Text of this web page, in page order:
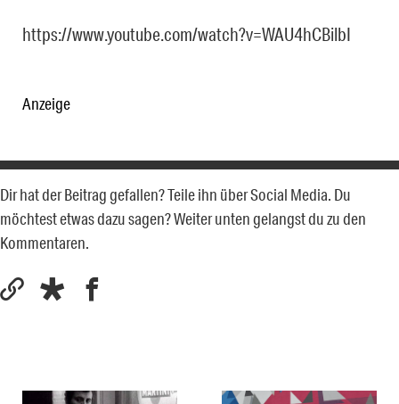
https://www.youtube.com/watch?v=WAU4hCBilbI
Anzeige
Dir hat der Beitrag gefallen? Teile ihn über Social Media. Du
möchtest etwas dazu sagen? Weiter unten gelangst du zu den
Kommentaren.